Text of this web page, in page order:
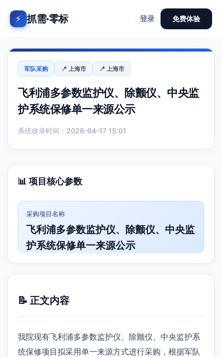
⚡ 抓需·零标 登录 免费体验
军队采购 📍 上海市 📍 上海市
飞利浦多参数监护仪、除颤仪、中央监
护系统保修单一来源公示
系统收录时间：2026-04-17 15:01
📊 项目核心参数
采购项目名称
飞利浦多参数监护仪、除颤仪、中央监
护系统保修单一来源公示
📝 正文内容
我院现有飞利浦多参数监护仪、除颤仪、中央监护系
统保修项目拟采用单一来源方式进行采购，根据军队